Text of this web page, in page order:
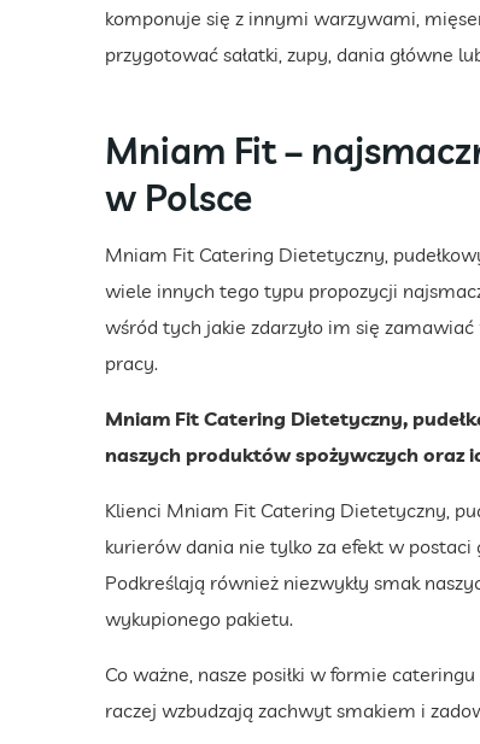
komponuje się z innymi warzywami,
przygotować sałatki, zupy, dania główne
Mniam Fit –
w Polsce
Mniam Fit Catering Dietetyczny,
wiele innych tego typu propozycji
wśród tych jakie zdarzyło im się
pracy.
Mniam Fit Catering Dietetyczny,
naszych produktów spożywczych oraz
Klienci Mniam Fit Catering Dietetyczny,
kurierów dania nie tylko za efekt w
Podkreślają również niezwykły smak
wykupionego pakietu.
Co ważne, nasze posiłki w formie
raczej wzbudzają zachwyt smakiem i